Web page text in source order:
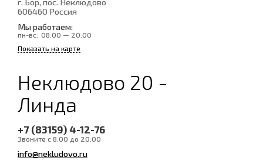
606460 Россия
Мы работаем:
пн-вс: 08:00 — 20:00
Показать на карте
Неклюдово 20 -
Линда
+7 (83159) 4-12-76
Звоните с 8:00 до 20:00
info@nekludovo.ru